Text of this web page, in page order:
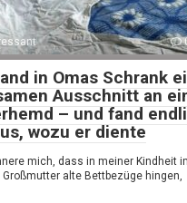
in Omas Schrank
Ausschnitt an
– und fand
wozu er diente
mich, dass in meiner Kindheit
alte Bettbezüge hingen,